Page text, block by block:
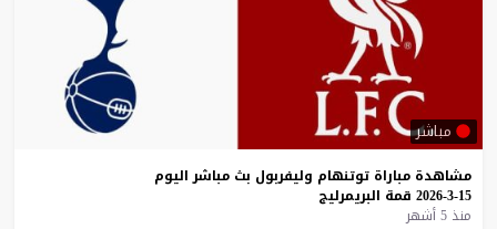
مباشر
مشاهدة مباراة توتنهام وليفربول بث مباشر اليوم
15-3-2026
قمة البريمرليج
منذ 5 أشهر